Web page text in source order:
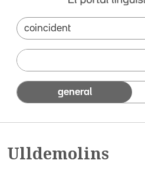
general
Ulldemolins